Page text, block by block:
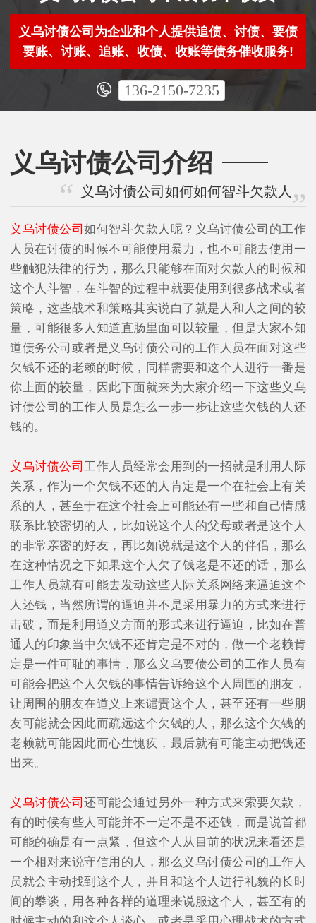
义乌讨债公司为企业和个人提供追债、讨债、要债
要账、讨账、追账、收债、收账等债务催收服务!
136-2150-7235
义乌讨债公司介绍
义乌讨债公司如何如何智斗欠款人
义乌讨债公司如何智斗欠款人呢？义乌讨债公司的工作
人员在讨债的时候不可能使用暴力，也不可能去使用一
些触犯法律的行为，那么只能够在面对欠款人的时候和
这个人斗智，在斗智的过程中就要使用到很多战术或者
策略，这些战术和策略其实说白了就是人和人之间的较
量，可能很多人知道直肠里面可以较量，但是大家不知
道债务公司或者是义乌讨债公司的工作人员在面对这些
欠钱不还的老赖的时候，同样需要和这个人进行一番是
你上面的较量，因此下面就来为大家介绍一下这些义乌
讨债公司的工作人员是怎么一步一步让这些欠钱的人还
钱的。
义乌讨债公司工作人员经常会用到的一招就是利用人际
关系，作为一个欠钱不还的人肯定是一个在社会上有关
系的人，甚至于在这个社会上可能还有一些和自己情感
联系比较密切的人，比如说这个人的父母或者是这个人
的非常亲密的好友，再比如说就是这个人的伴侣，那么
在这种情况之下如果这个人欠了钱老是不还的话，那么
工作人员就有可能去发动这些人际关系网络来逼迫这个
人还钱，当然所谓的逼迫并不是采用暴力的方式来进行
击破，而是利用道义方面的形式来进行逼迫，比如在普
通人的印象当中欠钱不还肯定是不对的，做一个老赖肯
定是一件可耻的事情，那么义乌要债公司的工作人员有
可能会把这个人欠钱的事情告诉给这个人周围的朋友，
让周围的朋友在道义上来谴责这个人，甚至还有一些朋
友可能就会因此而疏远这个欠钱的人，那么这个欠钱的
老赖就可能因此而心生愧疚，最后就有可能主动把钱还
出来。
义乌讨债公司还可能会通过另外一种方式来索要欠款，
有的时候有些人可能并不一定不是不还钱，而是说首都
可能的确是有一点紧，但这个人从目前的状况来看还是
一个相对来说守信用的人，那么义乌讨债公司的工作人
员就会主动找到这个人，并且和这个人进行礼貌的长时
间的攀谈，用各种各样的道理来说服这个人，甚至有的